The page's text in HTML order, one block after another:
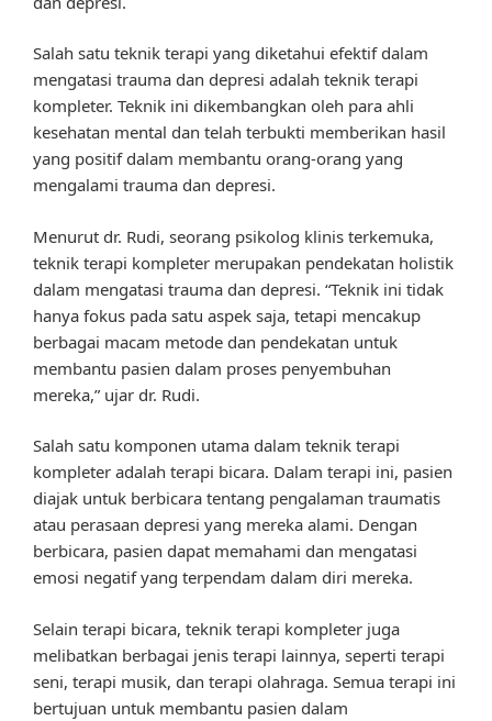
Salah satu teknik terapi yang diketahui efektif dalam
mengatasi trauma dan depresi adalah teknik terapi
kompleter. Teknik ini dikembangkan oleh para ahli
kesehatan mental dan telah terbukti memberikan hasil
yang positif dalam membantu orang-orang yang
mengalami trauma dan depresi.
Menurut dr. Rudi, seorang psikolog klinis terkemuka,
teknik terapi kompleter merupakan pendekatan holistik
dalam mengatasi trauma dan depresi. “Teknik ini tidak
hanya fokus pada satu aspek saja, tetapi mencakup
berbagai macam metode dan pendekatan untuk
membantu pasien dalam proses penyembuhan
mereka,” ujar dr. Rudi.
Salah satu komponen utama dalam teknik terapi
kompleter adalah terapi bicara. Dalam terapi ini, pasien
diajak untuk berbicara tentang pengalaman traumatis
atau perasaan depresi yang mereka alami. Dengan
berbicara, pasien dapat memahami dan mengatasi
emosi negatif yang terpendam dalam diri mereka.
Selain terapi bicara, teknik terapi kompleter juga
melibatkan berbagai jenis terapi lainnya, seperti terapi
seni, terapi musik, dan terapi olahraga. Semua terapi ini
bertujuan untuk membantu pasien dalam